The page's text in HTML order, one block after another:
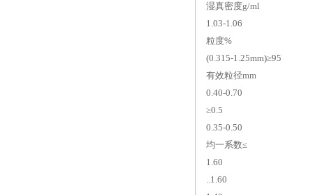
湿真密度g/ml
1.03-1.06
粒度%
(0.315-1.25mm)≥95
有效粒径mm
0.40-0.70
≥0.5
0.35-0.50
均一系数≤
1.60
..1.60